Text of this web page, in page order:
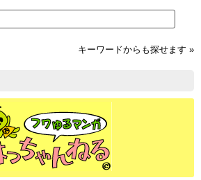
キーワードからも探せます »